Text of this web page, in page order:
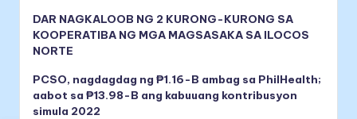
DAR NAGKALOOB NG 2 KURONG-KURONG SA
KOOPERATIBA NG MGA MAGSASAKA SA ILOCOS
NORTE
PCSO, nagdagdag ng ₱1.16-B ambag sa PhilHealth;
aabot sa ₱13.98-B ang kabuuang kontribusyon
simula 2022